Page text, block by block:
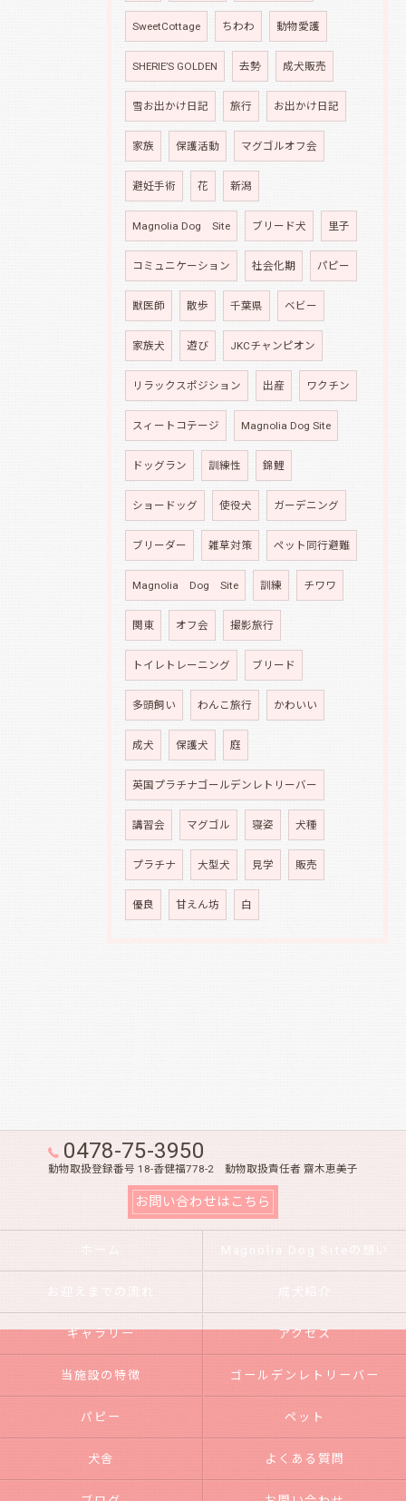
SweetCottage ちわわ 動物愛護
SHERIE’S GOLDEN 去勢 成犬販売
雪お出かけ日記 旅行 お出かけ日記
家族 保護活動 マグゴルオフ会
避妊手術 花 新潟
Magnolia Dog Site ブリード犬 里子
コミュニケーション 社会化期 パピー
獣医師 散歩 千葉県 ベビー
家族犬 遊び JKCチャンピオン
リラックスポジション 出産 ワクチン
スィートコテージ Magnolia Dog Site
ドッグラン 訓練性 錦鯉
ショードッグ 使役犬 ガーデニング
ブリーダー 雑草対策 ペット同行避難
Magnolia Dog Site 訓練 チワワ
関東 オフ会 撮影旅行
トイレトレーニング ブリード
多頭飼い わんこ旅行 かわいい
成犬 保護犬 庭
英国プラチナゴールデンレトリーバー
講習会 マグゴル 寝姿 犬種
プラチナ 大型犬 見学 販売
優良 甘えん坊 白
0478-75-3950
動物取扱登録番号 18-香健福778-2 動物取扱責任者 齋木恵美子
お問い合わせはこちら
ホーム Magnolia Dog Siteの想い
お迎えまでの流れ 成犬紹介
ギャラリー アクセス
当施設の特徴 ゴールデンレトリーバー
パピー ペット
犬舎 よくある質問